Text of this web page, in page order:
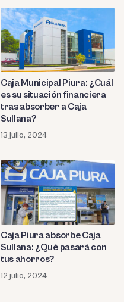
Caja Municipal Piura: ¿Cuál
es su situación financiera
tras absorber a Caja
Sullana?
13 julio, 2024
Caja Piura absorbe Caja
Sullana: ¿Qué pasará con
tus ahorros?
12 julio, 2024